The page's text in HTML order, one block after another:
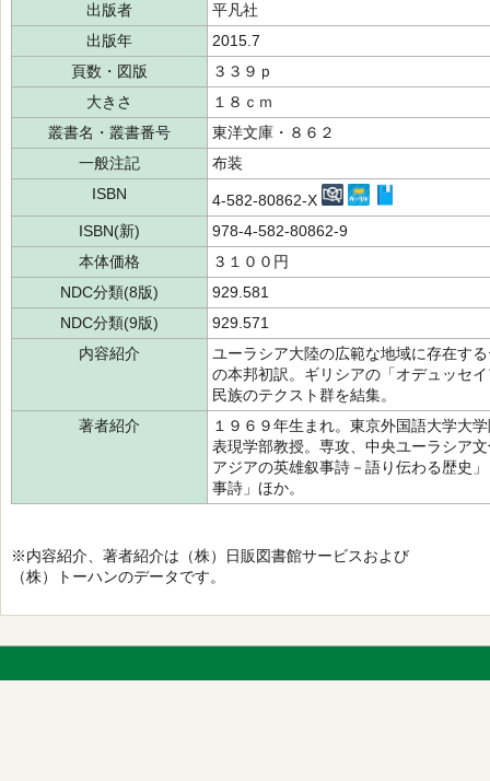
出版者
平凡社
出版年
2015.7
頁数・図版
３３９ｐ
大きさ
１８ｃｍ
叢書名・叢書番号
東洋文庫・８６２
一般注記
布装
ISBN
4-582-80862-X
ISBN(新)
978-4-582-80862-9
本体価格
３１００円
NDC分類(8版)
929.581
NDC分類(9版)
929.571
内容紹介
ユーラシア大陸の広範な地域に存在す
の本邦初訳。ギリシアの「オデュッセ
民族のテクスト群を結集。
著者紹介
１９６９年生まれ。東京外国語大学大
表現学部教授。専攻、中央ユーラシア
アジアの英雄叙事詩－語り伝わる歴史
事詩」ほか。
※内容紹介、著者紹介は（株）日販図書館サービスおよび
（株）トーハンのデータです。